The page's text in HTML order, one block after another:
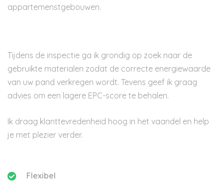
appartemenstgebouwen.
Tijdens de inspectie ga ik grondig op zoek naar de
gebruikte materialen zodat de correcte energiewaarde
van uw pand verkregen wordt. Tevens geef ik graag
advies om een lagere EPC-score te behalen.
Ik draag klanttevredenheid hoog in het vaandel en help
je met plezier verder.
Flexibel